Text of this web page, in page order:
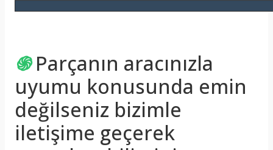
֍ Parçanın aracınızla
uyumu konusunda emin
değilseniz bizimle
iletişime geçerek